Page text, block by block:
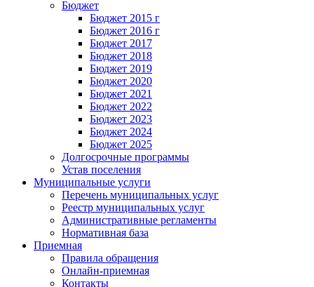
Бюджет
Бюджет 2015 г
Бюджет 2016 г
Бюджет 2017
Бюджет 2018
Бюджет 2019
Бюджет 2020
Бюджет 2021
Бюджет 2022
Бюджет 2023
Бюджет 2024
Бюджет 2025
Долгосрочные программы
Устав поселения
Муниципальные услуги
Перечень муниципальных услуг
Реестр муниципальных услуг
Административные регламенты
Нормативная база
Приемная
Правила обращения
Онлайн-приемная
Контакты